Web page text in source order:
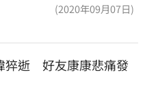
(2020年09月07日)
猝逝　好友康康悲痛發